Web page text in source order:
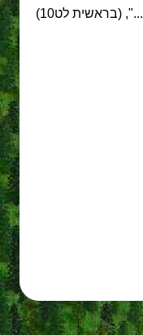
שמוע עשיו את דברי אביו, ויצעק...", (בראשית לט10)